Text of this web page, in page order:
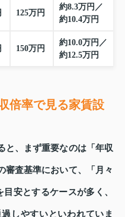
125万円
約8.3万円／
約10.4万円
150万円
約10.0万円／
約12.5万円
倍率で見る家賃設
と、まず重要なのは「年収
審査基準において、「月々
安とするケースが多く、
しやすいといわれていま